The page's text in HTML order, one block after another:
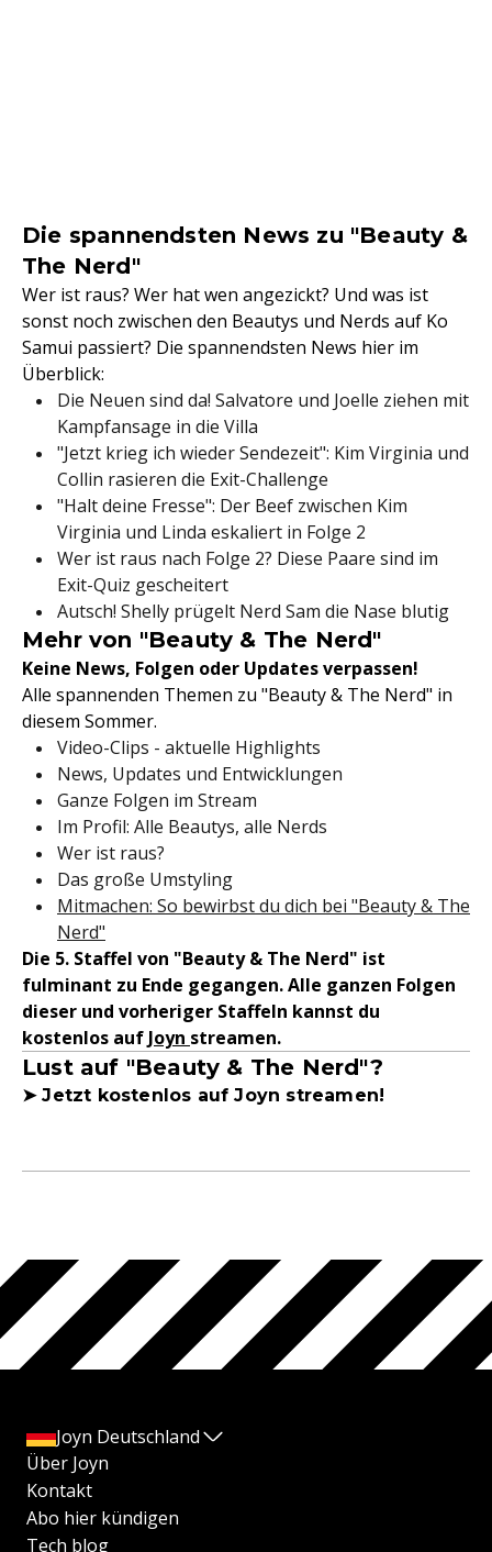
Die spannendsten News zu "Beauty &
The Nerd"
Wer ist raus? Wer hat wen angezickt? Und was ist
sonst noch zwischen den Beautys und Nerds auf Ko
Samui passiert? Die spannendsten News hier im
Überblick:
Die Neuen sind da! Salvatore und Joelle ziehen mit
Kampfansage in die Villa
"Jetzt krieg ich wieder Sendezeit": Kim Virginia und
Collin rasieren die Exit-Challenge
"Halt deine Fresse": Der Beef zwischen Kim
Virginia und Linda eskaliert in Folge 2
Wer ist raus nach Folge 2? Diese Paare sind im
Exit-Quiz gescheitert
Autsch! Shelly prügelt Nerd Sam die Nase blutig
Mehr von "Beauty & The Nerd"
Keine News, Folgen oder Updates verpassen!
Alle spannenden Themen zu "Beauty & The Nerd" in
diesem Sommer.
Video-Clips - aktuelle Highlights
News, Updates und Entwicklungen
Ganze Folgen im Stream
Im Profil: Alle Beautys, alle Nerds
Wer ist raus?
Das große Umstyling
Mitmachen: So bewirbst du dich bei "Beauty & The
Nerd"
Die 5. Staffel von "Beauty & The Nerd" ist
fulminant zu Ende gegangen. Alle ganzen Folgen
dieser und vorheriger Staffeln kannst du
kostenlos auf Joyn streamen.
Lust auf "Beauty & The Nerd"?
➤ Jetzt kostenlos auf Joyn streamen!
Joyn Deutschland
Über Joyn
Kontakt
Abo hier kündigen
Tech blog